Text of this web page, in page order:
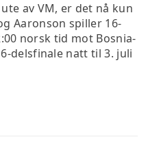
av VM, er det nå kun
Aaronson spiller 16-
norsk tid mot Bosnia-
delsfinale natt til 3. juli